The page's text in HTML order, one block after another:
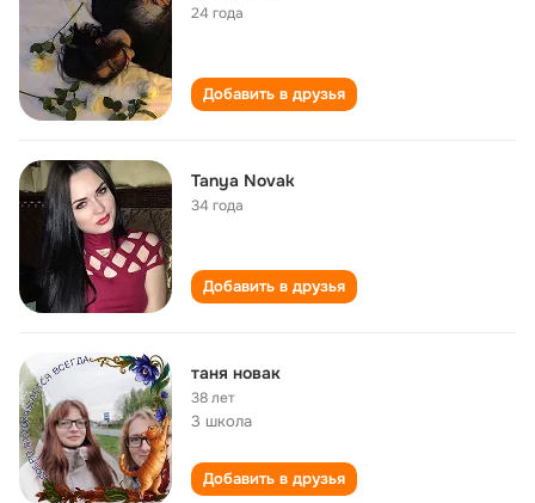
24 года
Добавить в друзья
Tanya Novak
34 года
Добавить в друзья
таня новак
38 лет
3 школа
Добавить в друзья